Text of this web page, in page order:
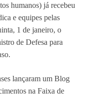
humanos) já recebeu
e equipes pelas
1 de janeiro, o
de Defesa para
lançaram um Blog
na Faixa de